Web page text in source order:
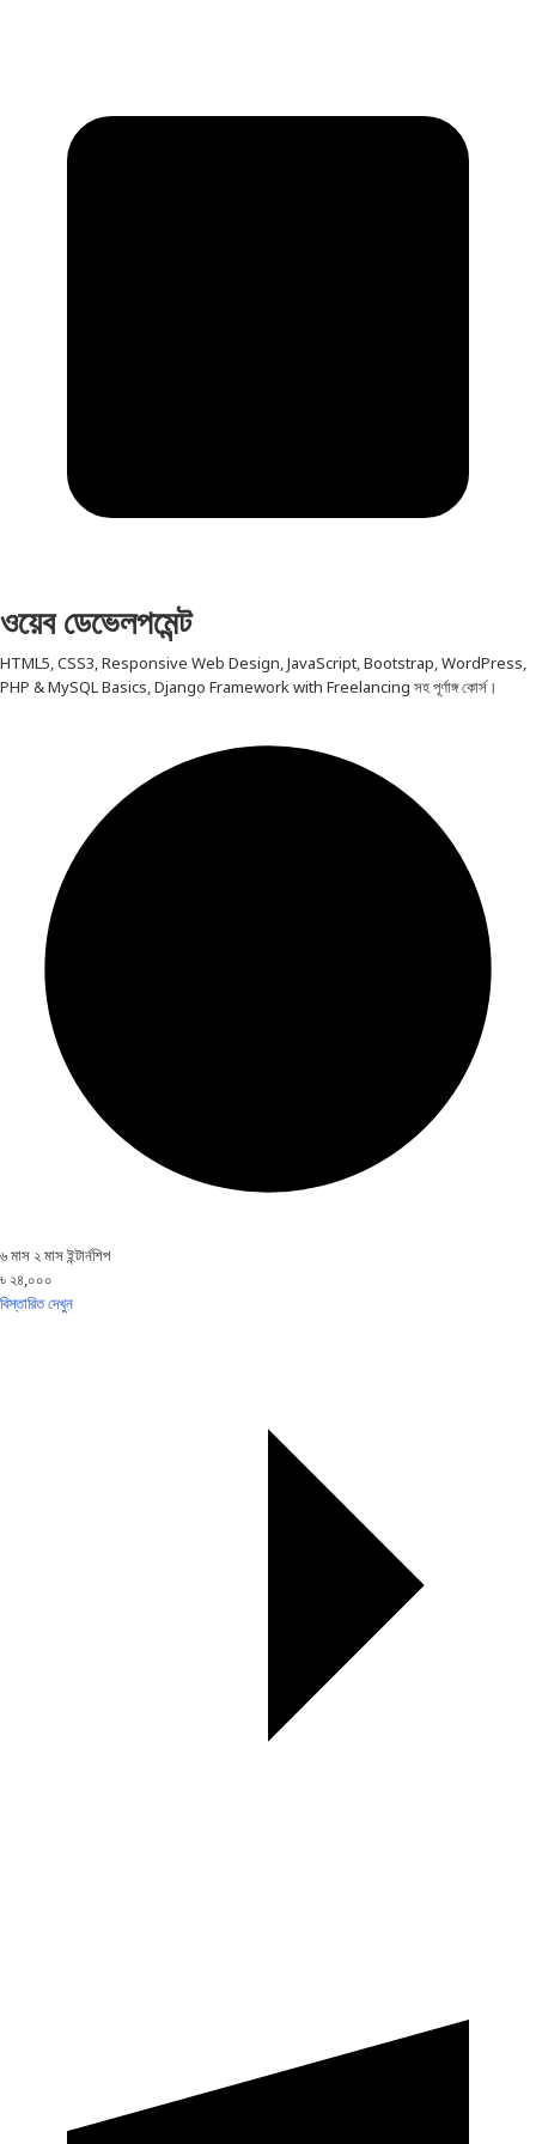
ওয়েব ডেভেলপমেন্ট
HTML5, CSS3, Responsive Web Design, JavaScript, Bootstrap, WordPress,
PHP & MySQL Basics, Django Framework with Freelancing সহ পূর্ণাঙ্গ কোর্স।
৬ মাস ২ মাস ইন্টার্নশিপ
৳ ২৪,০০০
বিস্তারিত দেখুন